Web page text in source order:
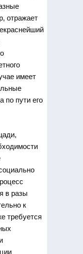
отражает
имеет
по пути его
в разы
к
требуется